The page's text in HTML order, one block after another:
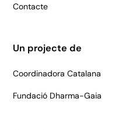
Contacte
Un projecte de
Coordinadora Catalana
Fundació Dharma-Gaia